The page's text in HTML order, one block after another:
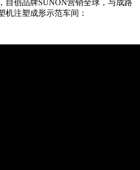
自创品牌SUNON营销全球，与成路
机注塑成形示范车间：